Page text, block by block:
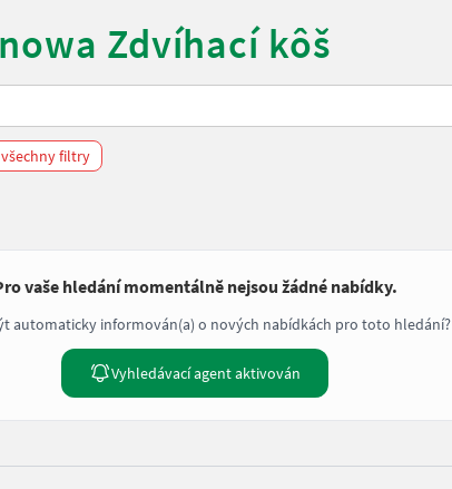
Zdvíhací kôš
filtry
vaše hledání momentálně nejsou žádné nabídky.
automaticky informován(a) o nových nabídkách pro toto hledání?
Vyhledávací agent aktivován